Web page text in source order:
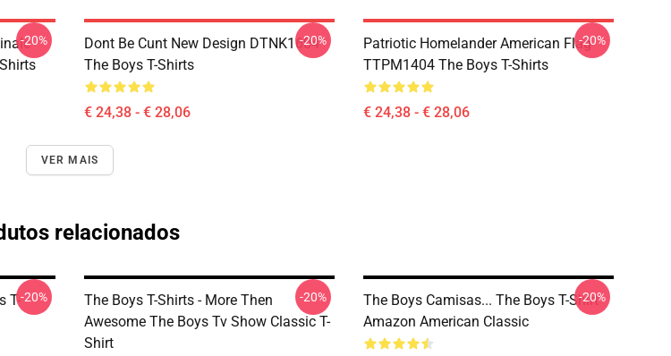
-20%
Dont Be Cunt New Design DTNK1604
The Boys T-Shirts
€ 24,38 - € 28,06
-20%
Patriotic Homelander American Flag
TTPM1404 The Boys T-Shirts
€ 24,38 - € 28,06
-20%
VER MAIS
relacionados
T--20%
The Boys T-Shirts - More Then
Awesome The Boys Tv Show Classic T-
Shirt
-20%
The Boys Camisas... The Boys T-Shirt
Amazon American Classic
-20%